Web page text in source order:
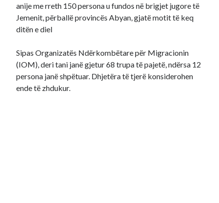
anije me rreth 150 persona u fundos në brigjet jugore të
Jemenit, përballë provincës Abyan, gjatë motit të keq
ditën e diel
Sipas Organizatës Ndërkombëtare për Migracionin
(IOM), deri tani janë gjetur 68 trupa të pajetë, ndërsa 12
persona janë shpëtuar. Dhjetëra të tjerë konsiderohen
ende të zhdukur.